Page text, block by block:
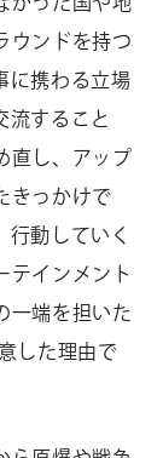
ウンドを持つ
に携わる立場
流すること
直し、アップ
きっかけで
行動していく
テインメント
一端を担いた
した理由で